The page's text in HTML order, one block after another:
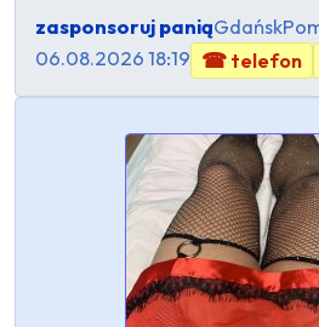
zasponsoruj paniąGdańsk
06.08.2026 18:19 ☎ telefon